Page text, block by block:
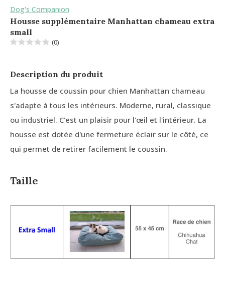
Dog's Companion
Housse supplémentaire Manhattan chameau extra
small
(0)
Description du produit
La housse de coussin pour chien Manhattan chameau
s'adapte à tous les intérieurs. Moderne, rural, classique
ou industriel. C'est un plaisir pour l'œil et l'intérieur. La
housse est dotée d'une fermeture éclair sur le côté, ce
qui permet de retirer facilement le coussin.
Taille